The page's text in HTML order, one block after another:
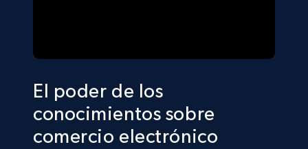
El poder de los
conocimientos sobre
comercio electrónico